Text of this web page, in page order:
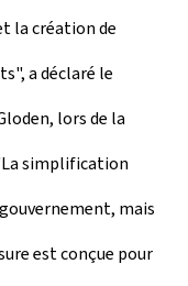
la création de
a déclaré le
lors de la
simplification
mais
est conçue pour